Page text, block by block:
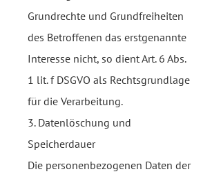
Grundrechte und Grundfreiheiten
des Betroffenen das erstgenannte
Interesse nicht, so dient Art. 6 Abs.
1 lit. f DSGVO als Rechtsgrundlage
für die Verarbeitung.
3. Datenlöschung und
Speicherdauer
Die personenbezogenen Daten der